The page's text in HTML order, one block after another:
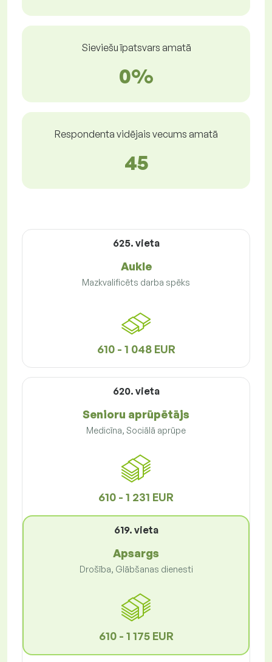
Sieviešu īpatsvars amatā
0%
Respondenta vidējais vecums amatā
45
625. vieta
Aukle
Mazkvalificēts darba spēks
610 - 1 048 EUR
620. vieta
Senioru aprūpētājs
Medicīna, Sociālā aprūpe
610 - 1 231 EUR
619. vieta
Apsargs
Drošība, Glābšanas dienesti
610 - 1 175 EUR